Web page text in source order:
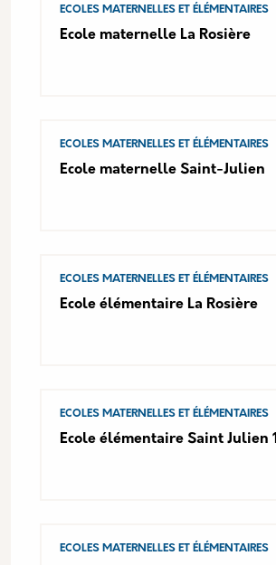
ECOLES MATERNELLES ET ÉLÉMENTAIRES
Ecole maternelle La Rosière
ECOLES MATERNELLES ET ÉLÉMENTAIRES
Ecole maternelle Saint-Julien
ECOLES MATERNELLES ET ÉLÉMENTAIRES
Ecole élémentaire La Rosière
ECOLES MATERNELLES ET ÉLÉMENTAIRES
Ecole élémentaire Saint Julien 1
ECOLES MATERNELLES ET ÉLÉMENTAIRES